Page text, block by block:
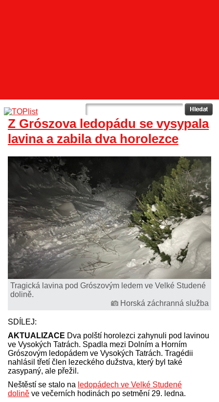
Z Grószova ledopádu se vysypala
lavina a zabila dva horolezce
Tragická lavina pod Grószovým ledem ve Velké Studené
dolině.
Horská záchranná služba
SDÍLEJ:
AKTUALIZACE Dva polští horolezci zahynuli pod lavinou
ve Vysokých Tatrách. Spadla mezi Dolním a Horním
Grószovým ledopádem ve Vysokých Tatrách. Tragédii
nahlásil třetí člen lezeckého dužstva, který byl také
zasypaný, ale přežil.
Neštěstí se stalo na ledopádech ve Velké Studené
dolině ve večerních hodinách po setmění 29. ledna.